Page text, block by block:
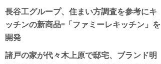
長谷工グループ、住まい方調査を参考にキ
ッチンの新商品=「ファミーレキッチン」を
開発
諸戸の家が代々木上原で邸宅、ブランド明